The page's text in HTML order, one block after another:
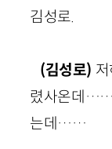
김성로.
(김성로)
렸사온데……
는데……